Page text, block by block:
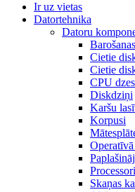
Ir uz vietas
Datortehnika
Datoru
Cietie
Cietie
CPU
Diskdziņi
Karšu
Korpusi
Processori
Skaņas